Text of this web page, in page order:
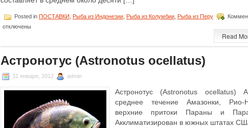
Posted in ПОСТАВКИ Рыба из Индонезии Рыба из Колумбии Рыба из Перу
отключены
Read
Астронотус (Astronotus ocellatus)
31 января, 2012 admin
Астронотус (Astronotus ocellatus)
среднее течение Амазонки, Рио-
верхние притоки Параны и
Акклиматизирован в южных штатах